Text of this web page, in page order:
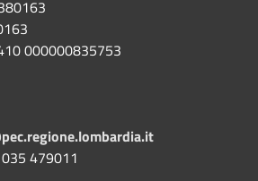
000000835753
479011